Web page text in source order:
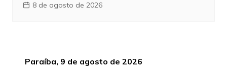
8 de agosto de 2026
Paraíba, 9 de agosto de 2026